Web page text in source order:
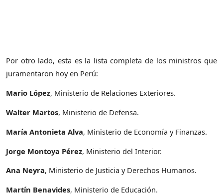
Por otro lado, esta es la lista completa de los ministros que
juramentaron hoy en Perú:
Mario López, Ministerio de Relaciones Exteriores.
Walter Martos, Ministerio de Defensa.
María Antonieta Alva, Ministerio de Economía y Finanzas.
Jorge Montoya Pérez, Ministerio del Interior.
Ana Neyra, Ministerio de Justicia y Derechos Humanos.
Martín Benavides, Ministerio de Educación.